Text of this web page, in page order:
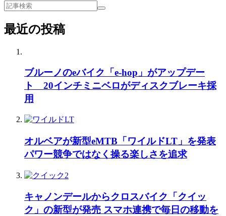
最近の投稿
ブルーノのeバイク「e-hop」がアップデー
ト 20インチミニベロがディスクブレーキ採
用
オルベアが新型eMTB「ワイルドLT」を発表
パワー競争ではなく操る楽しさを追求
キャノンデールからクロスバイク「クイッ
ク」の新型が発売 スマホ連携で毎日の移動を